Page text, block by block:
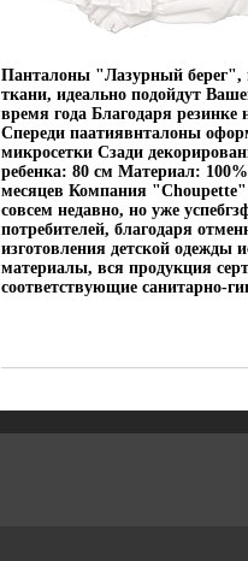
Панталоны "Лазурный берег",
ткани, идеально подойдут
время года Благодаря резинке
Спереди паатиявнталоны
микросетки Сзади
ребенка: 80 см Материал:
месяцев Компания
совсем недавно, но уже
потребителей, благодаря
изготовления детской одежды
материалы, вся продукция
соответствующие санитарно-